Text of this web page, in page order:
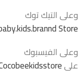
وعلى التيك توك
Store
وعلى الفيسبوك
على